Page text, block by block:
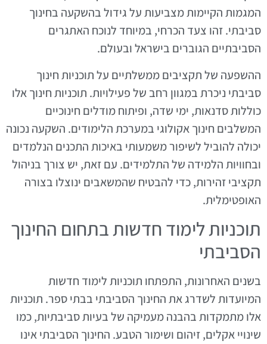
המגמות הקיימות מצביעות על גידול בהשקעה בחינוך
סביבתי. זהו צעד הכרחי, במיוחד לנוכח האתגרים
הסביבתיים הגוברים בישראל ובעולם.
ההשפעה של תקציבים ממשלתיים על תוכניות חינוך
סביבתי ניכרת במגוון רחב של פעילויות. תוכניות חינוך אלו
כוללות סדנאות, ימי שדה, ופיתוח מודלים חינוכיים
המשלבים חינוך אקולוגי במערכת הלימודים. השקעה נכונה
יכולה להוביל לשיפור משמעותי באיכות התכנים הנלמדים
ובחוויות הלמידה של התלמידים. עם זאת, יש צורך בניהול
תקציבי זהירות, כדי להבטיח שהמשאבים ינוצלו בצורה
האופטימלית.
תוכניות לימוד חדשות בתחום החינוך
הסביבתי
בשנים האחרונות, התפתחו תוכניות לימוד חדשות
המיועדות לשדרג את החינוך הסביבתי בבתי ספר. תוכניות
אלו מתמקדות בהבנה מעמיקה של בעיות סביבתיות, כמו
שינויי אקלים, זיהום ושימור הטבע. החינוך הסביבתי אינו